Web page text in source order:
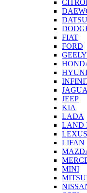
FIAT
FORD
GEELY
JEEP
KIA
LADA
LAND
LEXUS
LIFAN
MINI